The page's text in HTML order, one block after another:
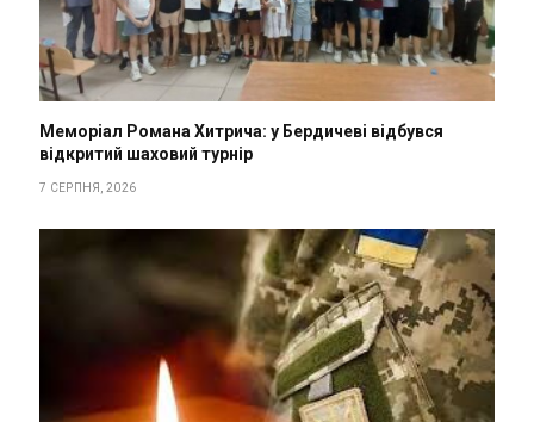
Меморіал Романа Хитрича: у Бердичеві відбувся
відкритий шаховий турнір
7 СЕРПНЯ, 2026